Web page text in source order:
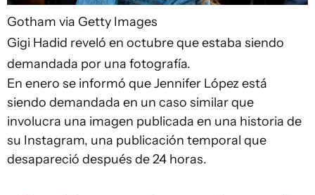
Gotham via Getty Images
Gigi Hadid reveló en octubre que estaba siendo
demandada por una fotografía.
En enero se informó que Jennifer López está
siendo demandada en un caso similar que
involucra una imagen publicada en una historia de
su Instagram, una publicación temporal que
desapareció después de 24 horas.